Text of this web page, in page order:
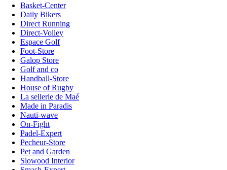
Basket-Center
Daily Bikers
Direct Running
Direct-Volley
Espace Golf
Foot-Store
Galop Store
Golf and co
Handball-Store
House of Rugby
La sellerie de Maé
Made in Paradis
Nauti-wave
On-Fight
Padel-Expert
Pecheur-Store
Pet and Garden
Slowood Interior